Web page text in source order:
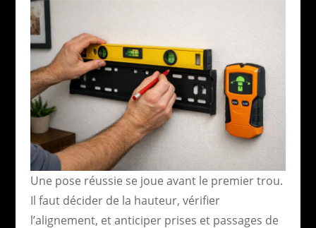
Une pose réussie se joue avant le premier trou.
Il faut décider de la hauteur, vérifier
l’alignement, et anticiper prises et passages de